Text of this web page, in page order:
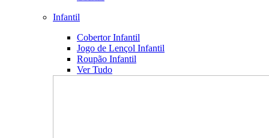
Infantil
Cobertor Infantil
Jogo de Lençol Infantil
Roupão Infantil
Ver Tudo